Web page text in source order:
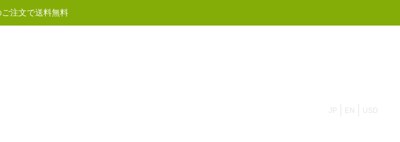
注文で送料無料
JP EN USD